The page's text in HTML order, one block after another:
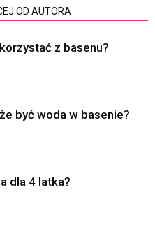
OD AUTORA
z basenu?
być woda w basenie?
dla 4 latka?